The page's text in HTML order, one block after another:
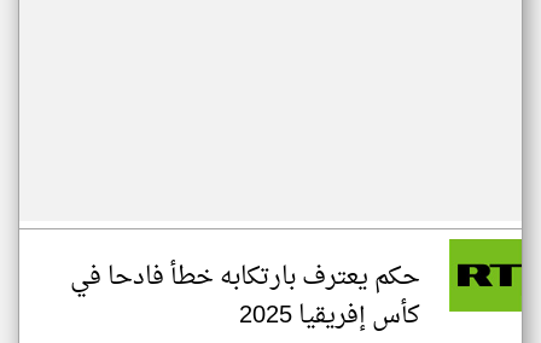
حكم يعترف بارتكابه خطأ فادحا في
كأس إفريقيا 2025